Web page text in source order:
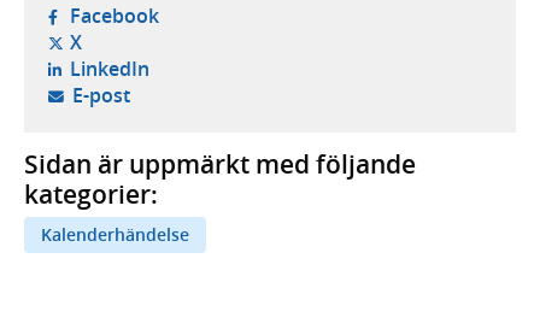
Facebook- öppnas i ny flik, extern webbplats,
X- öppnas i ny flik, extern webbplats,
LinkedIn- öppnas i ny flik, extern webbplats,
E-post- öppnar din e-postklient,
Sidan är uppmärkt med följande
kategorier:
Kalenderhändelse